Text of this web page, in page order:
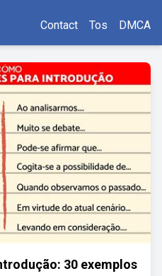
Contact Tos DMCA
30 exemplos